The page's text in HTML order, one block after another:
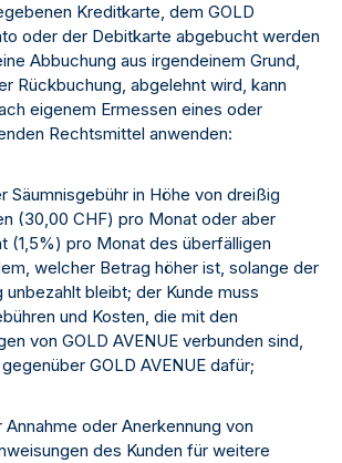
Kreditkarte, dem GOLD
oder der Debitkarte abgebucht werden
Abbuchung aus irgendeinem Grund,
Rückbuchung, abgelehnt wird, kann
eigenem Ermessen eines oder
Rechtsmittel anwenden:
Säumnisgebühr in Höhe von dreißig
(30,00 CHF) pro Monat oder aber
(1,5%) pro Monat des überfälligen
welcher Betrag höher ist, solange der
bleibt; der Kunde muss
und Kosten, die mit den
von GOLD AVENUE verbunden sind,
GOLD AVENUE dafür;
oder Anerkennung von
des Kunden für weitere